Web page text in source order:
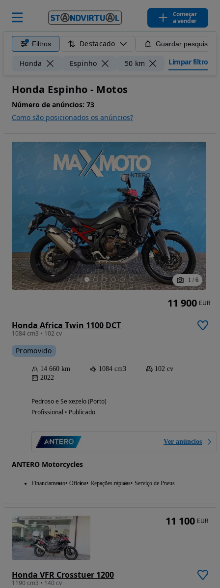
Começar
a vender
Filtros Destacado Guardar pesquisa
Honda Espinho 50 km Limpar filtros
Honda Espinho - Motos
Número de anúncios: 73
Como são posicionados os anúncios?
1 / 6
Honda Africa Twin 1100 DCT
1084 cm3 • 102 cv
Promovido
14 660 km 1084 cm3
102 cv
2022
Pedroso e Seixezelo (Porto)
Profissional • Publicado
Ver anúncios
ANTERO Motorcycles
Financiamento Oficina Repações rápidas Serviço de Pneus
11 900 EUR
Honda VFR Crosstuer 1200
1190 cm3 • 140 cv
11 100 EUR